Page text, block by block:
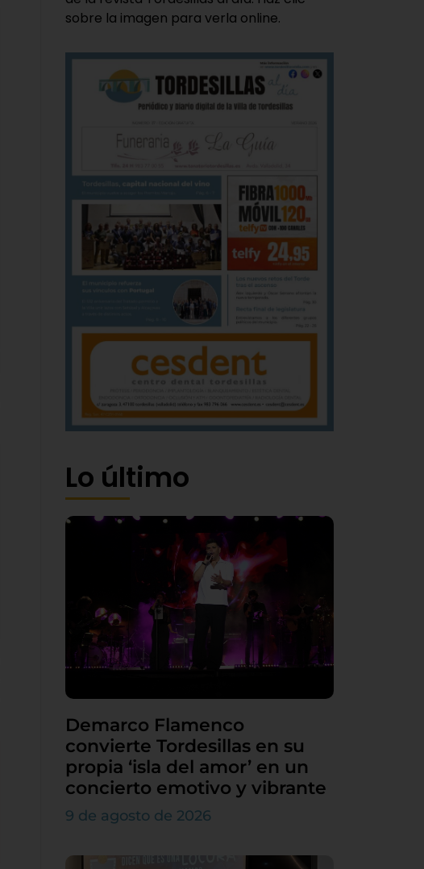
sobre la imagen para verla online.
Lo último
Demarco Flamenco
convierte Tordesillas en su
propia ‘isla del amor’ en un
concierto emotivo y vibrante
9 de agosto de 2026